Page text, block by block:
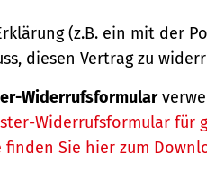
(z.B. ein mit der
diesen Vertrag zu
Widerrufsformular
Widerrufsformular für
Sie hier zum